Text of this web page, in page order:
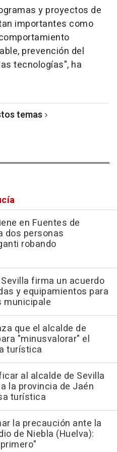
y proyectos de
importantes como
prevención del
tecnologías", ha
temas
en Fuentes de
dos personas
robando
firma un acuerdo
y equipamientos para
municipale
que el alcalde de
"minusvalorar" el
turística
al alcalde de Sevilla
la provincia de Jaén
turística
la precaución ante la
de Niebla (Huelva):